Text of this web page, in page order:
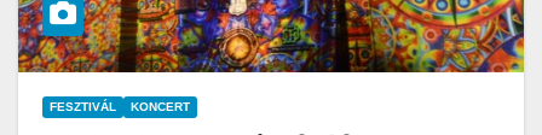
FESZTIVÁL KONCERT